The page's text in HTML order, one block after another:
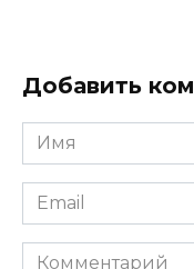
Добавить
Имя
Email
Комментарий